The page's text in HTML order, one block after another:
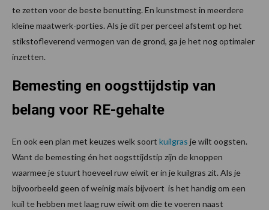
te zetten voor de beste benutting. En kunstmest in meerdere
kleine maatwerk-porties. Als je dit per perceel afstemt op het
stikstofleverend vermogen van de grond, ga je het nog optimaler
inzetten.
Bemesting en oogsttijdstip van
belang voor RE-gehalte
En ook een plan met keuzes welk soort kuilgras je wilt oogsten.
Want de bemesting én het oogsttijdstip zijn de knoppen
waarmee je stuurt hoeveel ruw eiwit er in je kuilgras zit. Als je
bijvoorbeeld geen of weinig mais bijvoert is het handig om een
kuil te hebben met laag ruw eiwit om die te voeren naast